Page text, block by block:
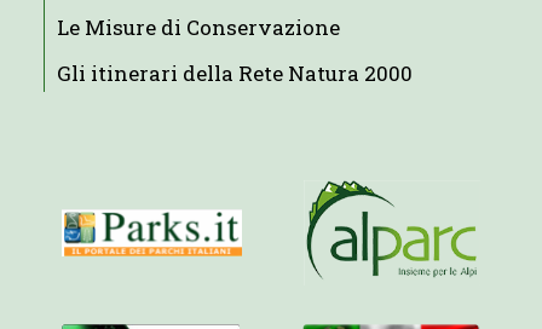
Le Misure di Conservazione
Gli itinerari della Rete Natura 2000